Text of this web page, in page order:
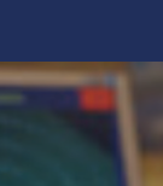
springen